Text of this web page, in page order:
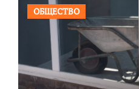
ОБЩЕСТВО